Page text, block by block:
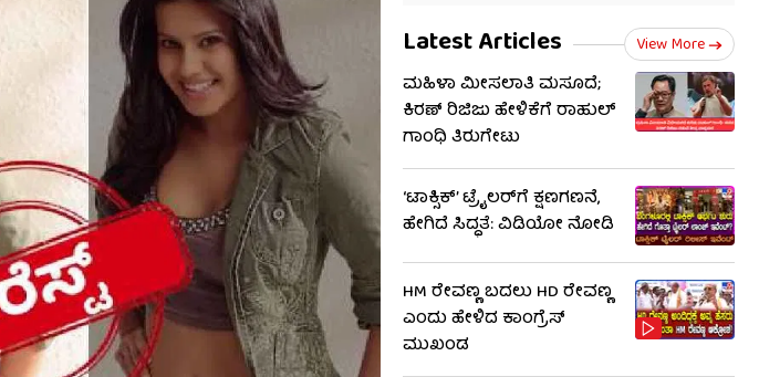
Latest Articles View More
ಮಹಿಳಾ ಮೀಸಲಾತಿ ಮಸೂದೆ;
ಕಿರಣ್ ರಿಜಿಜು ಹೇಳಿಕೆಗೆ ರಾಹುಲ್
ಗಾಂಧಿ ತಿರುಗೇಟು
‘ಟಾಕ್ಸಿಕ್’ ಟ್ರೈಲರ್​​ಗೆ ಕ್ಷಣಗಣನೆ,
ಹೇಗಿದೆ ಸಿದ್ಧತೆ: ವಿಡಿಯೋ ನೋಡಿ
HM ರೇವಣ್ಣ ಬದಲು HD ರೇವಣ್ಣ
ಎಂದು ಹೇಳಿದ ಕಾಂಗ್ರೆಸ್
ಮುಖಂಡ